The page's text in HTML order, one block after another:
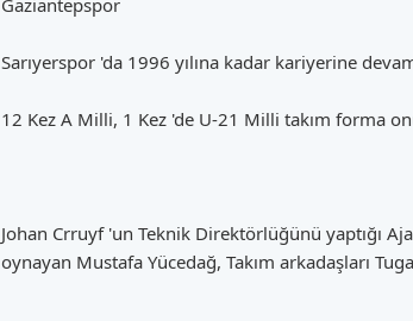
Sarıyerspor 'da 1996 yılına kadar kariyerine
12 Kez A Milli, 1 Kez 'de U-21 Milli takım forma
Johan Crruyf 'un Teknik Direktörlüğünü yaptığı
oynayan Mustafa Yücedağ, Takım arkadaşları